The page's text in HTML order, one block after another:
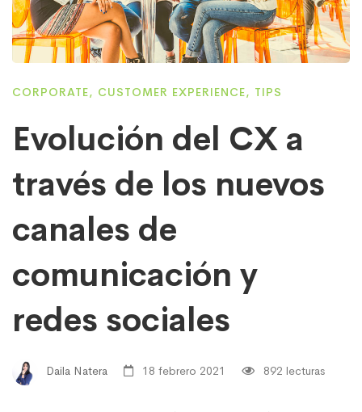
CORPORATE, CUSTOMER EXPERIENCE, TIPS
Evolución del CX a
través de los nuevos
canales de
comunicación y
redes sociales
Daila Natera 18 febrero 2021 892 lecturas